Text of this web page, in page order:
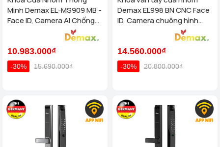
Minh Demax EL-MS909 MB -
Face ID, Camera AI Chống
Nước IP66 Cho Cửa Nhôm
10.983.000₫
-30% 15.690.000₫
Demax EL998 BN CNC Face
ID, Camera chuông hình
chống nước của tiêu chuẩn
14.560.000₫
-30% 20.800.000₫